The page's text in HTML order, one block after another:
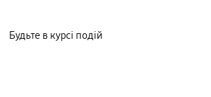
Будьте в курсі подій